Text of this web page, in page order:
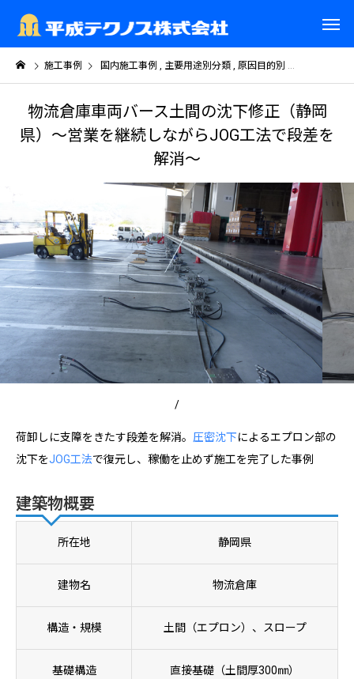
施工事例 国内施工事例 主要用途別分類 原因目的別 軟弱地盤の圧
物流倉庫車両バース土間の沈下修正（静岡
県）～営業を継続しながらJOG工法で段差を
解消～
/
荷卸しに支障をきたす段差を解消。 圧密沈下によるエプロン部の
沈下をJOG工法で復元し、稼働を止めず施工を完了した事例
建築物概要
所在地 静岡県
建物名 物流倉庫
構造・規模 土間（エプロン）、スロープ
基礎構造 直接基礎（土間厚300㎜）